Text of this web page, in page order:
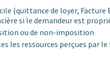
(quittance de loyer, Facture
si le demandeur est
ou de non-imposition
les ressources perçues par le